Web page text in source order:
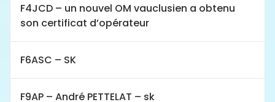
F4JCD – un nouvel OM vauclusien a obtenu
son certificat d’opérateur
F6ASC – SK
F9AP – André PETTELAT – sk